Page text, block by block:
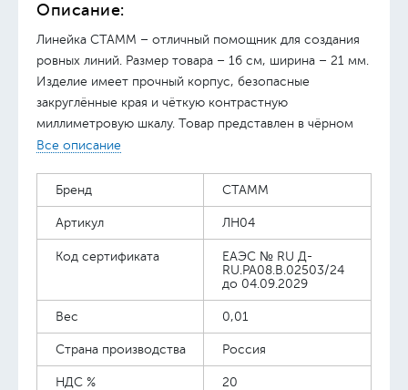
Описание:
Линейка СТАММ – отличный помощник для создания
ровных линий. Размер товара – 16 см, ширина – 21 мм.
Изделие имеет прочный корпус, безопасные
закруглённые края и чёткую контрастную
миллиметровую шкалу. Товар представлен в чёрном
цвете. • Материал: полистирол; • Цвет: чёрный.
Все описание
Бренд СТАММ
Артикул ЛН04
Код сертификата
ЕАЭС № RU Д-
RU.PA08.B.02503/24
до 04.09.2029
Вес 0,01
Страна производства Россия
НДС % 20